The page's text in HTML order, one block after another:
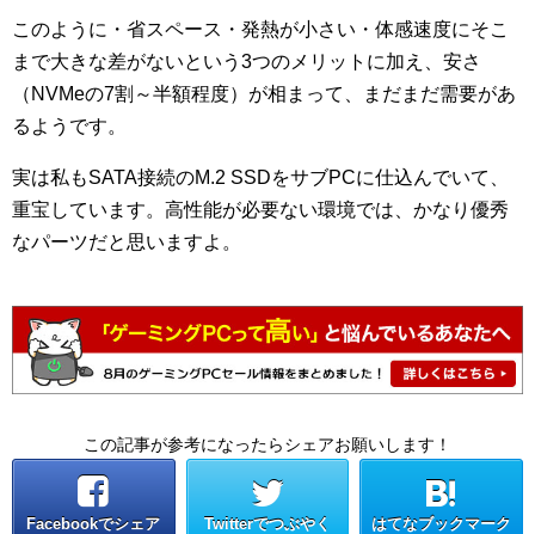
このように・省スペース・発熱が小さい・体感速度にそこ
まで大きな差がないという3つのメリットに加え、安さ
（NVMeの7割～半額程度）が相まって、まだまだ需要があ
るようです。
実は私もSATA接続のM.2 SSDをサブPCに仕込んでいて、
重宝しています。高性能が必要ない環境では、かなり優秀
なパーツだと思いますよ。
この記事が参考になったらシェアお願いします！
Facebookでシェア Twitterでつぶやく はてなブックマーク